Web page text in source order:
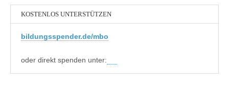
KOSTENLOS UNTERSTÜTZEN
bildungsspender.de/mbo
oder direkt spenden unter: